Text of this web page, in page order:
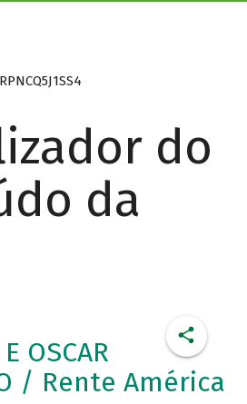
do
da
OSCAR
/ Rente América